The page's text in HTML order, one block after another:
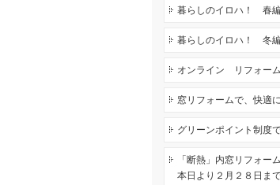
暮らしのイロハ！ 春
暮らしのイロハ！ 冬
オンライン リフォーム
窓リフォームで、快適に
グリーンポイント制度
「断熱」内窓リフォー
本日より２月２８日ま